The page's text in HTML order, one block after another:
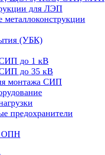
для ЛЭП
металлоконструкции
(УБК)
до 1 кВ
до 35 кВ
монтажа СИП
предохранители
ОПН